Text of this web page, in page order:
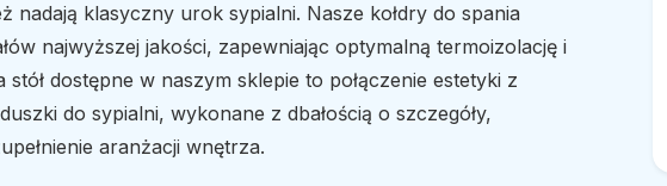
nadają klasyczny urok sypialni. Nasze kołdry do spania
najwyższej jakości, zapewniając optymalną termoizolację i
dostępne w naszym sklepie to połączenie estetyki z
do sypialni, wykonane z dbałością o szczegóły,
aranżacji wnętrza.